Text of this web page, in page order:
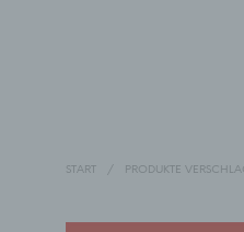
START / PRODUKTE